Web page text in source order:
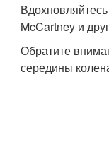
McCartney и
Обратите
середины